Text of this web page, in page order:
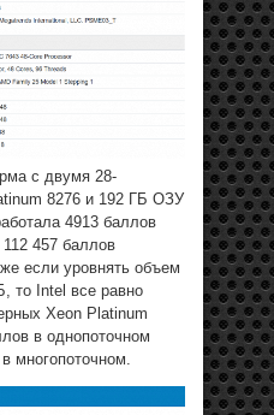
с двумя 28-
8276 и 192 ГБ ОЗУ
4913 баллов
457 баллов
если уровнять объем
то Intel все равно
Xeon Platinum
в однопоточном
многопоточном.